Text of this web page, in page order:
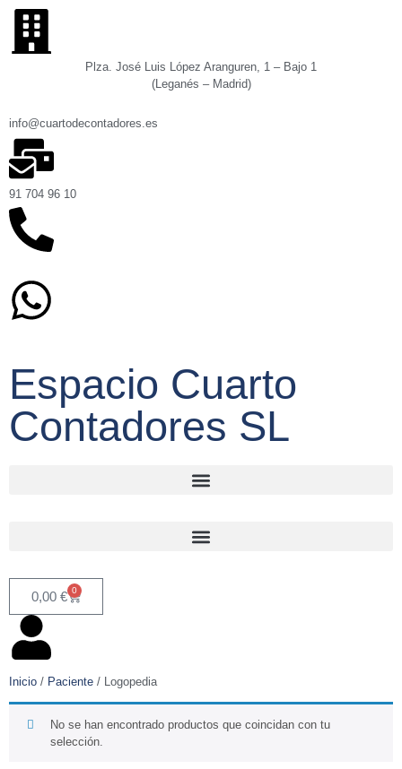
Plza. José Luis López Aranguren, 1 – Bajo 1
(Leganés – Madrid)
info@cuartodecontadores.es
91 704 96 10
Espacio Cuarto
Contadores SL
0,00 € 0
Inicio / Paciente / Logopedia
No se han encontrado productos que coincidan con tu
selección.